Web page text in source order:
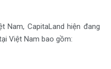
Nam, CapitaLand hiện đang
Việt Nam bao gồm: